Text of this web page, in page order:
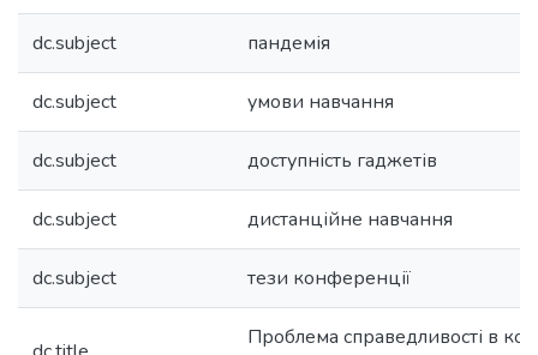
dc.subject пандемія
dc.subject умови навчання
dc.subject доступність гаджетів
dc.subject дистанційне навчання
dc.subject тези конференції
Проблема справедливості в